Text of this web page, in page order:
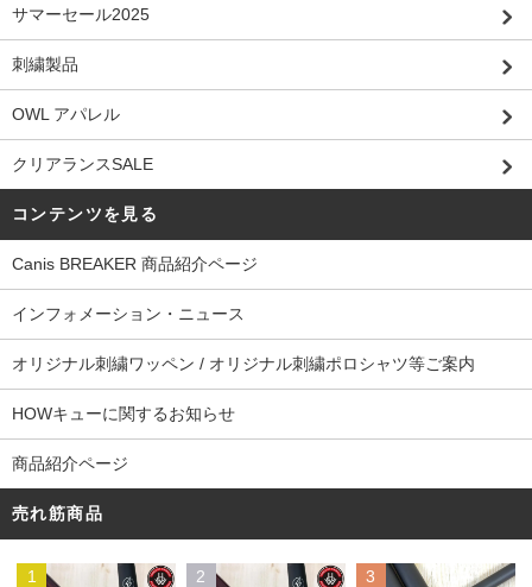
サマーセール2025
刺繍製品
OWL アパレル
クリアランスSALE
コンテンツを見る
Canis BREAKER 商品紹介ページ
インフォメーション・ニュース
オリジナル刺繍ワッペン / オリジナル刺繍ポロシャツ等ご案内
HOWキューに関するお知らせ
商品紹介ページ
売れ筋商品
1 2 3